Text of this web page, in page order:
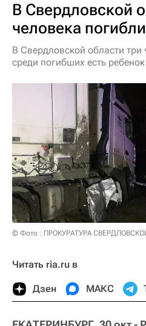
В Свердловской
человека
В Свердловской области
среди погибших есть ребенок
© Фото : ПРОКУРАТУРА
Читать ria.ru в
Дзен МАКС